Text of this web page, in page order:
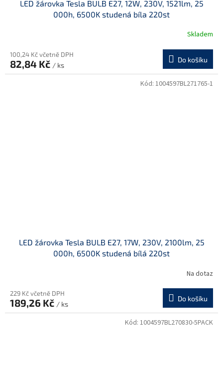
LED žárovka Tesla BULB E27, 12W, 230V, 1521lm, 25
000h, 6500K studená bíla 220st
Skladem
100,24 Kč včetně DPH
82,84 Kč / ks
Do košíku
LED žárovka Tesla BULB E27, 17W, 230V, 2100lm, 25
000h, 6500K studená bílá 220st
Na dotaz
229 Kč včetně DPH
189,26 Kč / ks
Do košíku
Kód: 1004597BL271765-1
Kód: 1004597BL270830-5PACK